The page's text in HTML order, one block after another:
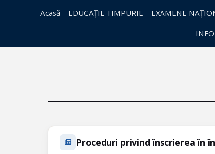
Acasă EDUCAȚIE TIMPURIE EXAMENE
Proceduri privind înscrierea în